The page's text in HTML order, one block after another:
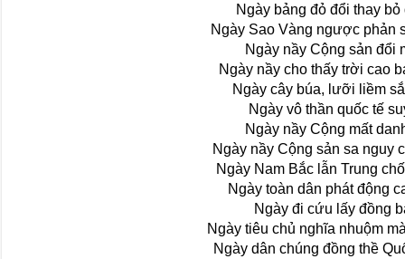
Ngày bảng đỏ đổi thay bỏ
Ngày Sao Vàng ngược phản
Ngày nầy Cộng sản đổi
Ngày nầy cho thấy trời cao
Ngày cây búa, lưỡi liềm
Ngày vô thần quốc tế
Ngày nầy Cộng mất
Ngày nầy Cộng sản sa nguy
Ngày Nam Bắc lẫn Trung
Ngày toàn dân phát động
Ngày đi cứu lấy đồng
Ngày tiêu chủ nghĩa nhuộm
Ngày dân chúng đồng thề